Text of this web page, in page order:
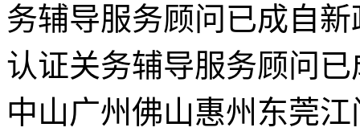
务辅导服务顾问已成自
认证关务辅导服务顾问
中山广州佛山惠州东莞